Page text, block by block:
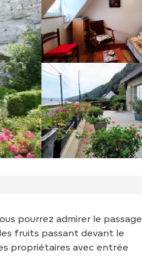
pourrez admirer le passage
fruits passant devant le
propriétaires avec entrée